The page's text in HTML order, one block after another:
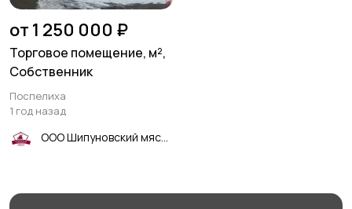
от 1 250 000 ₽
Торговое помещение, м²,
Собственник
Поспелиха
1 год назад
ООО Шипуновский мясокомбинат